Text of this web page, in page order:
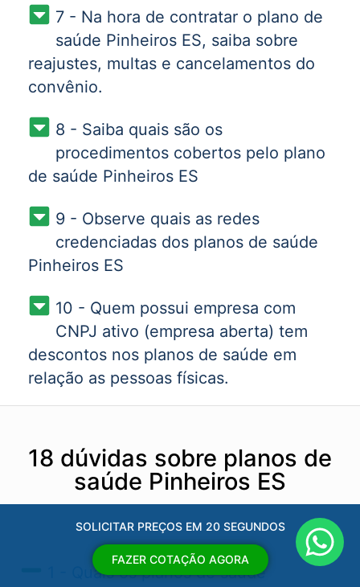
7 - Na hora de contratar o plano de
saúde Pinheiros ES, saiba sobre
reajustes, multas e cancelamentos do
convênio.
8 - Saiba quais são os
procedimentos cobertos pelo plano
de saúde Pinheiros ES
9 - Observe quais as redes
credenciadas dos planos de saúde
Pinheiros ES
10 - Quem possui empresa com
CNPJ ativo (empresa aberta) tem
descontos nos planos de saúde em
relação as pessoas físicas.
18 dúvidas sobre planos de
saúde Pinheiros ES
1 - Quais os planos de saúde
SOLICITAR PREÇOS EM 20 SEGUNDOS
FAZER COTAÇÃO AGORA